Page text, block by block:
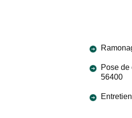
Pose
56400